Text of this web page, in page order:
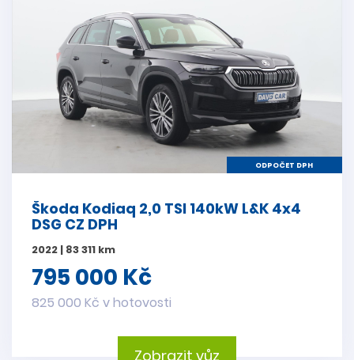
ODPOČET DPH
Škoda Kodiaq 2,0 TSI 140kW L&K 4x4
DSG CZ DPH
2022 | 83 311 km
795 000 Kč
825 000 Kč v hotovosti
Zobrazit vůz